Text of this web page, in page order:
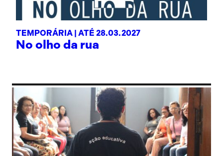
TEMPORÁRIA | ATÉ 28.03.2027
No olho da rua